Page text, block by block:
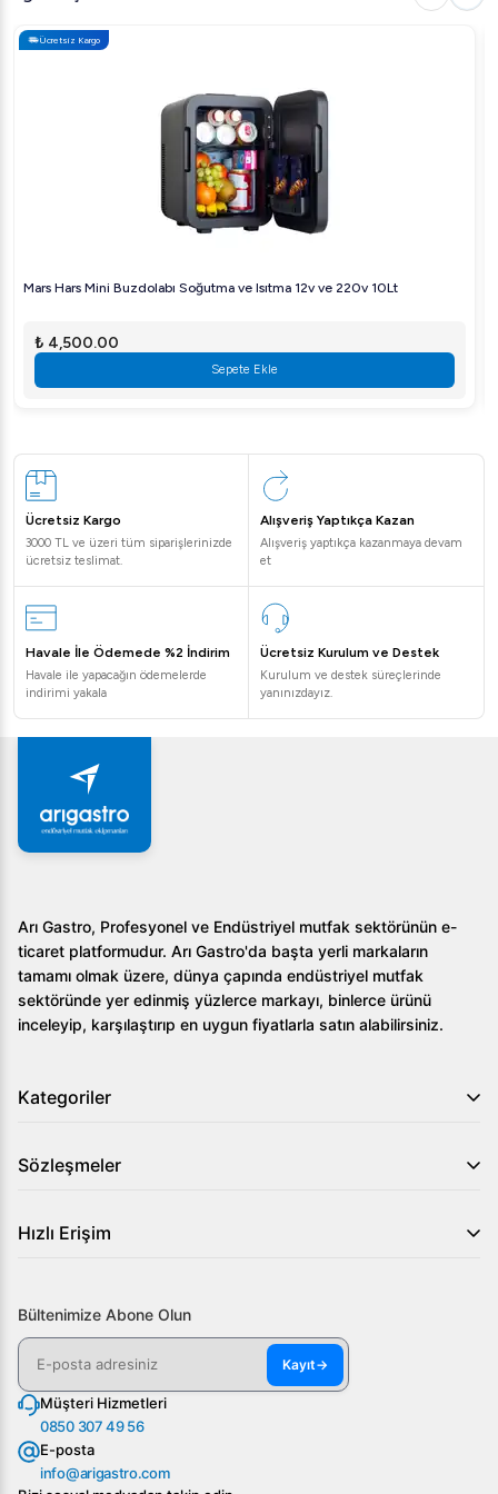
Ücretsiz Kargo
Mars Hars Mini Buzdolabı Soğutma ve Isıtma 12v ve 220v 10Lt
₺ 4,500.00
Sepete Ekle
Ücretsiz Kargo
3000 TL ve üzeri tüm siparişlerinizde
ücretsiz teslimat.
Alışveriş Yaptıkça Kazan
Alışveriş yaptıkça kazanmaya devam
et
Havale İle Ödemede %2 İndirim
Havale ile yapacağın ödemelerde
indirimi yakala
Ücretsiz Kurulum ve Destek
Kurulum ve destek süreçlerinde
yanınızdayız.
Arı Gastro, Profesyonel ve Endüstriyel mutfak sektörünün e-
ticaret platformudur. Arı Gastro'da başta yerli markaların
tamamı olmak üzere, dünya çapında endüstriyel mutfak
sektöründe yer edinmiş yüzlerce markayı, binlerce ürünü
inceleyip, karşılaştırıp en uygun fiyatlarla satın alabilirsiniz.
Kategoriler
Sözleşmeler
Hızlı Erişim
Bültenimize Abone Olun
Kayıt→
Müşteri Hizmetleri
0850 307 49 56
E-posta
info@arigastro.com